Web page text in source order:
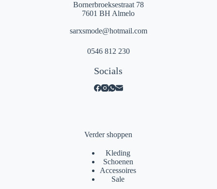
Bornerbroeksestraat 78
7601 BH Almelo
sarxsmode@hotmail.com
0546 812 230
Socials
Verder shoppen
Kleding
Schoenen
Accessoires
Sale